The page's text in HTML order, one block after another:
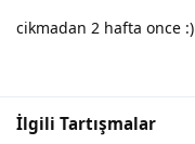
cikmadan 2 hafta once :)
İlgili Tartışmalar